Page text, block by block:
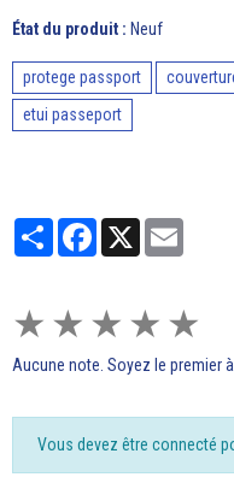
État du produit : Neuf
protege passport
etui passeport
PartagerFacebook
X
★ ★ ★ ★ ★
Aucune note. Soyez le premier
Vous devez être connecté